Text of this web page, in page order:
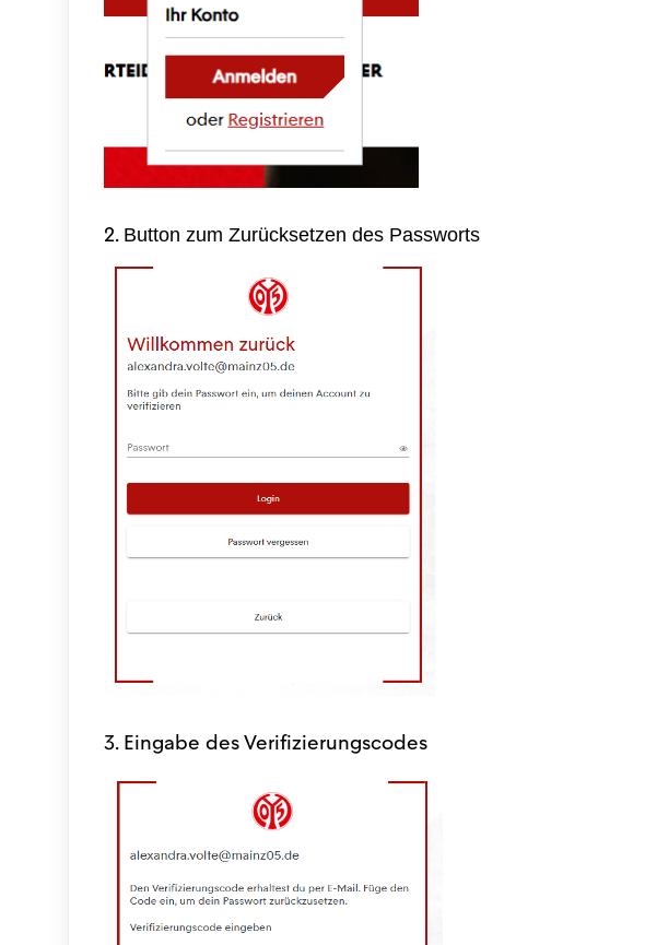
2. Button zum Zurücksetzen des Passworts
3. Eingabe des Verifizierungscodes